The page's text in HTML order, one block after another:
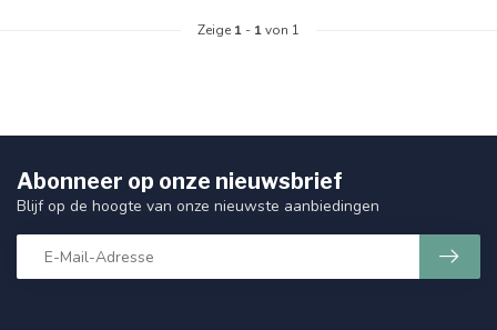
Zeige 1 - 1von 1
Abonneer op onze nieuwsbrief
Blijf op de hoogte van onze nieuwste aanbiedingen